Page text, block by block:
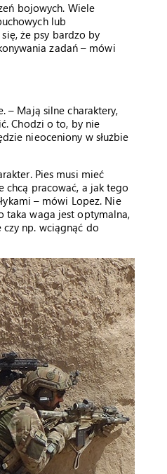
bojowych. Wiele
lub
że psy bardzo by
zadań – mówi
– Mają silne charaktery,
Chodzi o to, by nie
nieoceniony w służbie
Pies musi mieć
pracować, a jak tego
– mówi Lopez. Nie
taka waga jest optymalna,
np. wciągnąć do